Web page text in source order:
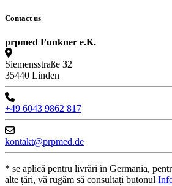
Contact us
prpmed Funkner e.K.
Siemensstraße 32
35440 Linden
+49 6043 9862 817
kontakt@prpmed.de
* se aplică pentru livrări în Germania,
alte țări, vă rugăm să consultați butonul